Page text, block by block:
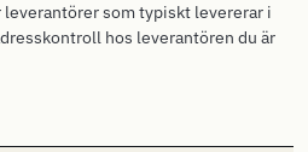
leverantörer som typiskt levererar i
hos leverantören du är